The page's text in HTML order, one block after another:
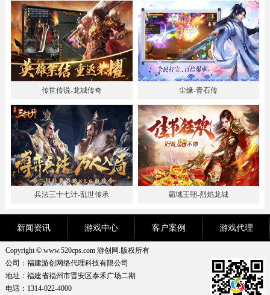
传世传说-龙城传奇 尘缘-青石传
兵法三十七计-乱世传承 霸域王朝-烈焰龙城
新闻资讯 游戏中心 客户案例 游戏代理
Copyright © www.520cps.com 游创网.版权所有
公司：福建游创网络代理科技有限公司
地址：福建省福州市晋安区泰禾广场二期
电话：1314-022-4000